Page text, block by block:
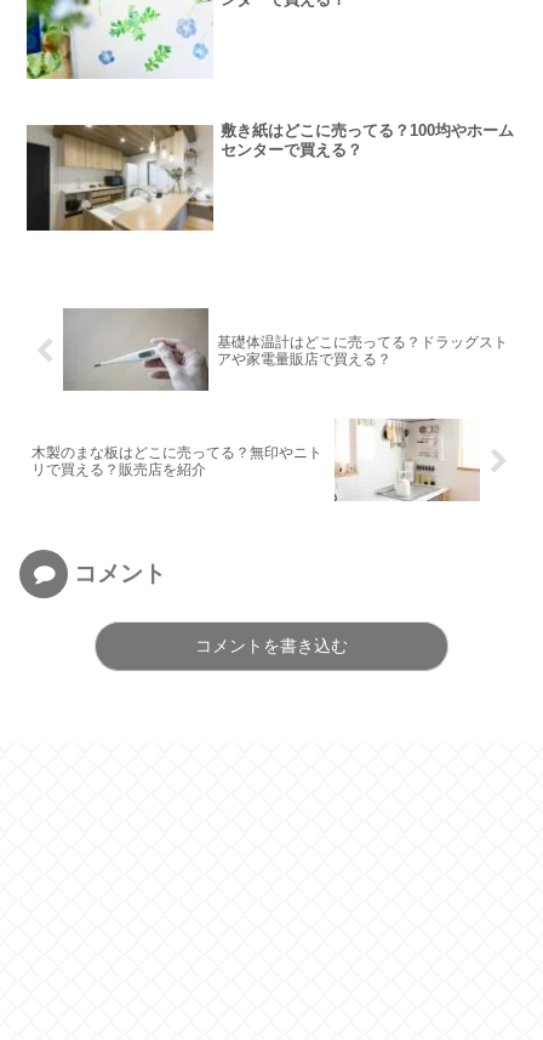
敷き紙はどこに売ってる？100均やホーム
センターで買える？
基礎体温計はどこに売ってる？ドラッグスト
アや家電量販店で買える？
木製のまな板はどこに売ってる？無印やニト
リで買える？販売店を紹介
コメント
コメントを書き込む